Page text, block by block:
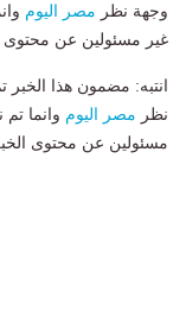
وجهة نظر مصر اليوم
غير مسئولين عن محتوى
انتبه: مضمون هذا الخبر
نظر مصر اليوم وانما
مسئولين عن محتوى